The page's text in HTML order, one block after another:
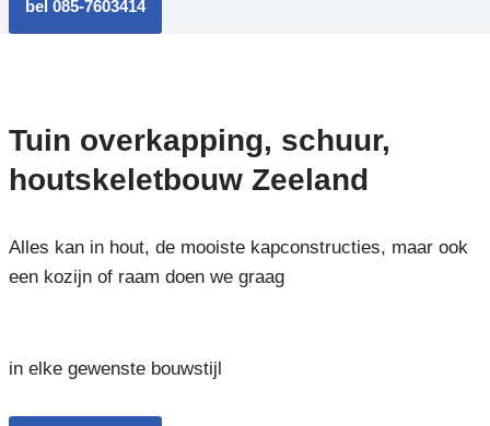
bel 085-7603414
Tuin overkapping, schuur,
houtskeletbouw Zeeland
Alles kan in hout, de mooiste kapconstructies, maar ook
een kozijn of raam doen we graag
in elke gewenste bouwstijl